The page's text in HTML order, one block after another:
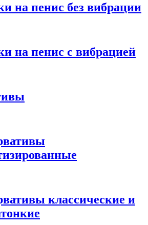
на пенис без вибрации
на пенис с вибрацией
классические и